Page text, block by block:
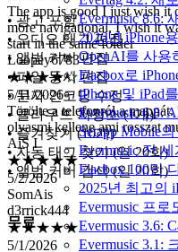
Evermusic 8.6:
2026년 iPhone
OpenAI를 사용
Flacbox로
iPhone 및 iPad
Evermusic 6.8:
Setapp Mobile
Evermusic 전
Flacbox 100만
2025년 최고의
Evermusic 프
Evermusic 3.6:
Evermusic 3.1:
start in the same folder
Loopey6783
★★★★☆
5/11/2026
Törölte a telefonról a
olyasmi kellene ami rosszat
AiS I
★★★★★
5/2/2026
SomAis
d3rrick444
★★★★★
5/1/2026
Perfect and easy to use and
• 광고 포함
• 오디오 태그 편집
• 앨범 커버 편집
• 파일 동시 편집
• 문자 인코딩 수정
• 클라우드 저장소 (1개)
• 즐겨찾기 (10개)
• 자동 태그 찾기 (일 20회)
• 앨범 커버 검색 (일 20회)
무료